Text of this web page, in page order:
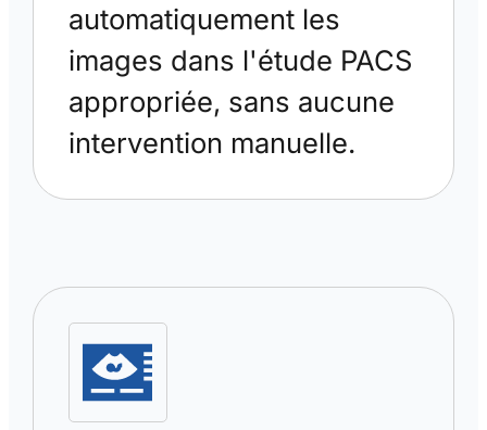
automatiquement les
images dans l'étude PACS
appropriée, sans aucune
intervention manuelle.